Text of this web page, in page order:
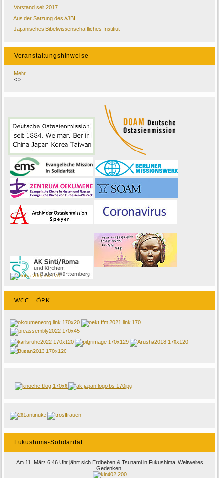
Vorstand seit 2017
Aus der Satzung des AJBI
Japanisches Bibelwissenschaftliches Institiut
Veranstaltungshinweise
Mehr...
< >
WCC - ÖRK
Fukushima-Solidarität
Am 11. März 6:46 Uhr jährt sich Erdbeben & Tsunami in Fukushima. Weltweites
Gedenken.